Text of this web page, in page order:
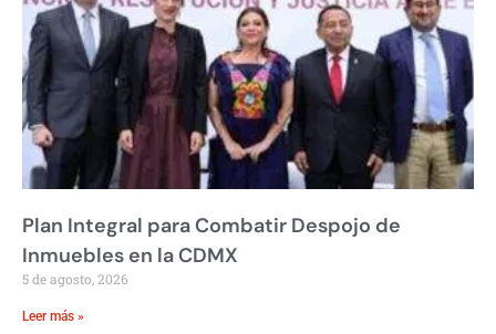
Plan Integral para Combatir Despojo de
Inmuebles en la CDMX
5 de agosto, 2026
Leer más »